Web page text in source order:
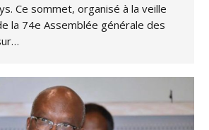
Ce sommet, organisé à la veille
la 74e Assemblée générale des